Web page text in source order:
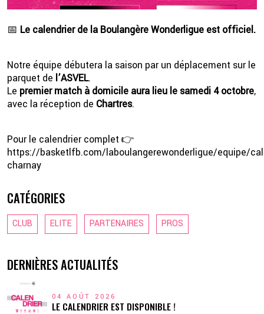
💦
📅 Le calendrier de la Boulangère Wonderligue est officiel.
Notre équipe débutera la saison par un déplacement sur le
parquet de l’ASVEL.
Le premier match à domicile aura lieu le samedi 4 octobre,
avec la réception de Chartres.
Pour le calendrier complet 👉
https://basketlfb.com/laboulangerewonderligue/equipe/
charnay
CATÉGORIES
CLUB ELITE PARTENAIRES PROS
DERNIÈRES ACTUALITÉS
04 AOÛT 2026
LE CALENDRIER EST DISPONIBLE !